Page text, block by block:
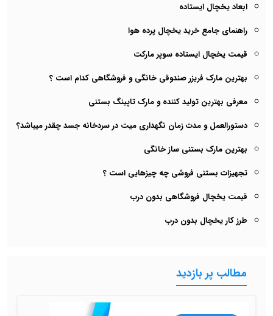
ابعاد یخچال ایستاده
راهنمای جامع خرید یخچال پرده هوا
قیمت یخچال ایستاده سوپر مارکت
بهترین مارک فریزر صندوقی خانگی و فروشگاهی کدام است ؟
معرفی بهترین تولید کننده و مارک تاپینگ بستنی
دستورالعمل و مدت زمان نگهداری میت در سردخانه جسد چقدر میباشد؟
بهترین مارک بستنی ساز خانگی
تجهیزات بستنی فروشی چه چیزهایی است ؟
قیمت یخچال فروشگاهی بدون درب
طرز کار یخچال بدون درب
مطالب پر بازدید